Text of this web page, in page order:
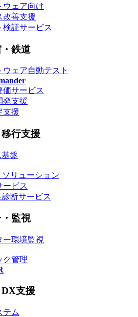
ウェア向け
改善支援
検証サービス
鉄道
ェア自動テスト
価サービス
発支援
支援
行支援
基盤
ソリューション
ービス
断サービス
監視
ー環境監視
ク管理
支援
テム